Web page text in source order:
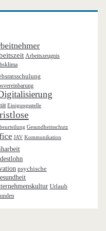
Arbeitszeugnis
Einigungsstelle
Gesundheitsschutz
JAV Kommunikation
psychische
Urlaub